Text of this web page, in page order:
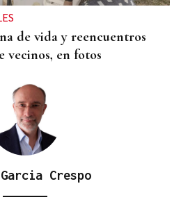
de vida y reencuentros
vecinos, en fotos
Crespo